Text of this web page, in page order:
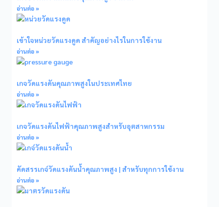
อ่านต่อ »
เข้าใจหน่วยวัดแรงดูด สำคัญอย่างไรในการใช้งาน
อ่านต่อ »
เกจวัดแรงดันคุณภาพสูงในประเทศไทย
อ่านต่อ »
เกจวัดแรงดันไฟฟ้าคุณภาพสูงสำหรับอุตสาหกรรม
อ่านต่อ »
คัดสรรเกจ์วัดแรงดันน้ำคุณภาพสูง | สำหรับทุกการใช้งาน
อ่านต่อ »